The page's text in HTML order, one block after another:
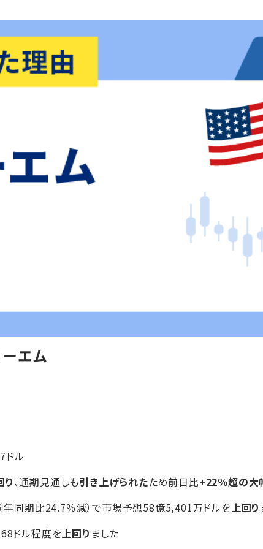
エム
ル
り、通期見通しも引き上げられたため前日比+22％超の大
同期比24.7％減）で市場予想58億5,401万ドルを 上回り
ドル程度を 上回り ました